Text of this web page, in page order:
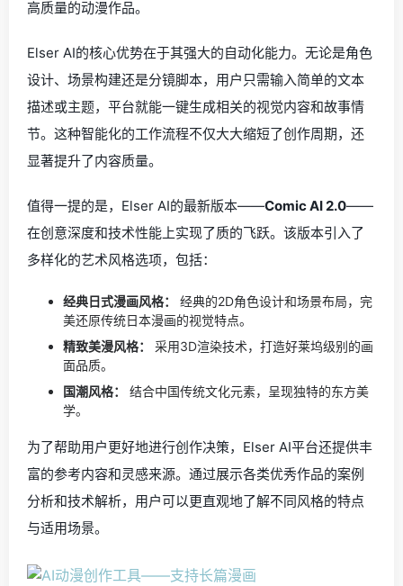
高质量的动漫作品。
Elser AI的核心优势在于其强大的自动化能力。无论是角色
设计、场景构建还是分镜脚本，用户只需输入简单的文本
描述或主题，平台就能一键生成相关的视觉内容和故事情
节。这种智能化的工作流程不仅大大缩短了创作周期，还
显著提升了内容质量。
值得一提的是，Elser AI的最新版本——Comic AI 2.0——
在创意深度和技术性能上实现了质的飞跃。该版本引入了
多样化的艺术风格选项，包括：
经典日式漫画风格：
经典的2D角色设计和场景布局，完
美还原传统日本漫画的视觉特点。
精致美漫风格：
采用3D渲染技术，打造好莱坞级别的画
面品质。
国潮风格：
结合中国传统文化元素，呈现独特的东方美
学。
为了帮助用户更好地进行创作决策，Elser AI平台还提供丰
富的参考内容和灵感来源。通过展示各类优秀作品的案例
分析和技术解析，用户可以更直观地了解不同风格的特点
与适用场景。